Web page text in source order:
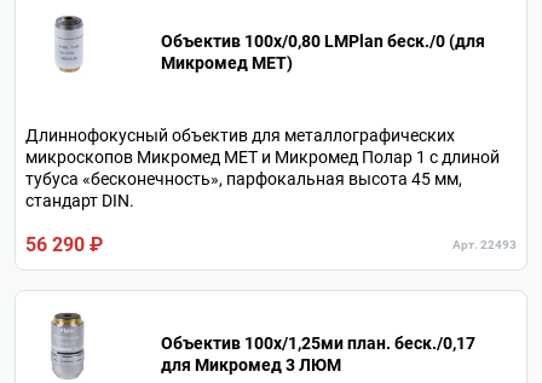
Объектив 100х/0,80 LMPlan беск./0 (для
Микромед МЕТ)
Длиннофокусный объектив для металлографических
микроскопов Микромед МЕТ и Микромед Полар 1 с длиной
тубуса «бесконечность», парфокальная высота 45 мм,
стандарт DIN.
56 290 ₽ Арт. 22493
Объектив 100х/1,25ми план. беск./0,17
для Микромед 3 ЛЮМ